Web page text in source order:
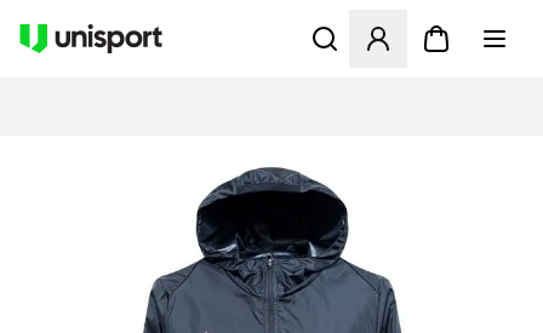
Åbner en Modal til at